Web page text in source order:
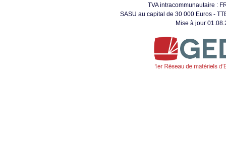
TVA intracommunautaire :
SASU au capital de 30 000 Euros -
Mise à jour